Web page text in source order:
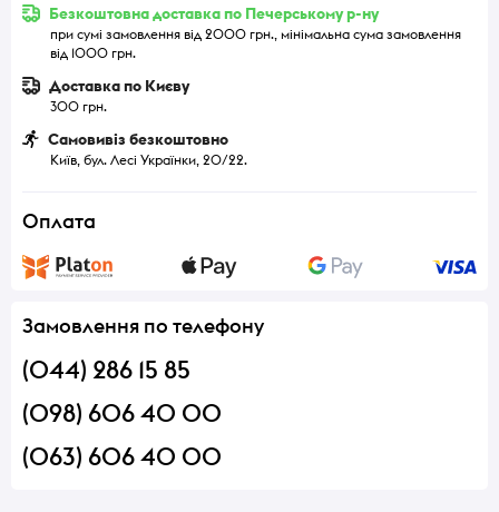
Безкоштовна доставка по Печерському р-ну
при сумі замовлення від 2000 грн., мінімальна сума замовлення
від 1000 грн.
Доставка по Києву
300 грн.
Самовивіз безкоштовно
Київ, бул. Лесі Українки, 20/22.
Оплата
Замовлення по телефону
(044) 286 15 85
(098) 606 40 00
(063) 606 40 00